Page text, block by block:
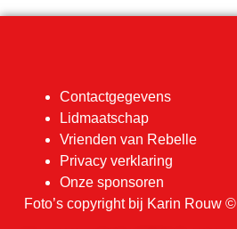
Contactgegevens
Lidmaatschap
Vrienden van Rebelle
Privacy verklaring
Onze sponsoren
Foto’s copyright bij Karin Rouw ©